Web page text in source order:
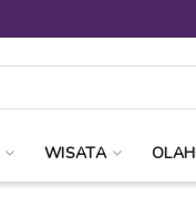
WISATA